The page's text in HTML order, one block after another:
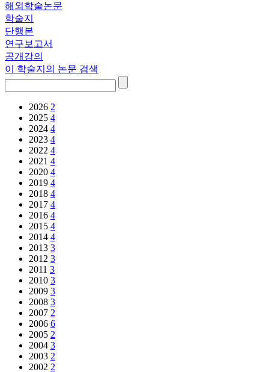
해외학술논문
학술지
단행본
연구보고서
공개강의
이 학술지의 논문 검색
2026 2
2025 4
2024 4
2023 4
2022 4
2021 4
2020 4
2019 4
2018 4
2017 4
2016 4
2015 4
2014 4
2013 3
2012 3
2011 3
2010 3
2009 3
2008 3
2007 2
2006 6
2005 2
2004 3
2003 2
2002 2